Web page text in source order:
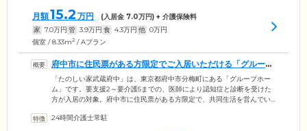
月額15.2 万円 (入居金 7.0万円) + 介護保険料
家 7.0万円 管 3.9万円 食 4.3万円 他 0万円
個室 / 8.33m2 / Aプラン
府中市に住民票がある方限定でご入居いただける「グループ
ホーム」です
「たのしい家武蔵府中」は、東京都府中市分梅町にある「グループホー
ム」です。要支援2～要介護5までの、医師により認知症と診断を受けた
方が入居の対象。府中市に住民票がある方限定で、共同生活を営んでい
季の移ろいを感じていただける自然に恵まれた環境。晴れた日には、ス
24時間介護士常駐